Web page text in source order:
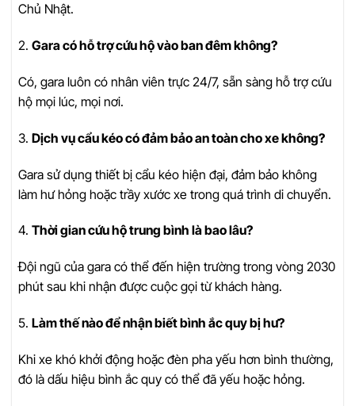
Chủ Nhật.
2. Gara có hỗ trợ cứu hộ vào ban đêm không?
Có, gara luôn có nhân viên trực 24/7, sẵn sàng hỗ trợ cứu
hộ mọi lúc, mọi nơi.
3. Dịch vụ cẩu kéo có đảm bảo an toàn cho xe không?
Gara sử dụng thiết bị cẩu kéo hiện đại, đảm bảo không
làm hư hỏng hoặc trầy xước xe trong quá trình di chuyển.
4. Thời gian cứu hộ trung bình là bao lâu?
Đội ngũ của gara có thể đến hiện trường trong vòng 2030
phút sau khi nhận được cuộc gọi từ khách hàng.
5. Làm thế nào để nhận biết bình ắc quy bị hư?
Khi xe khó khởi động hoặc đèn pha yếu hơn bình thường,
đó là dấu hiệu bình ắc quy có thể đã yếu hoặc hỏng.